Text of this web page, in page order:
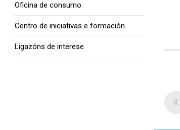
Oficina de consumo
Centro de iniciativas e formación
Ligazóns de interese